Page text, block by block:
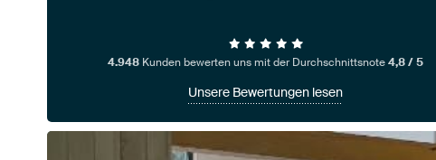
4.948 Kunden bewerten uns mit der Durchschnittsnote4,8 / 5
Unsere Bewertungen lesen